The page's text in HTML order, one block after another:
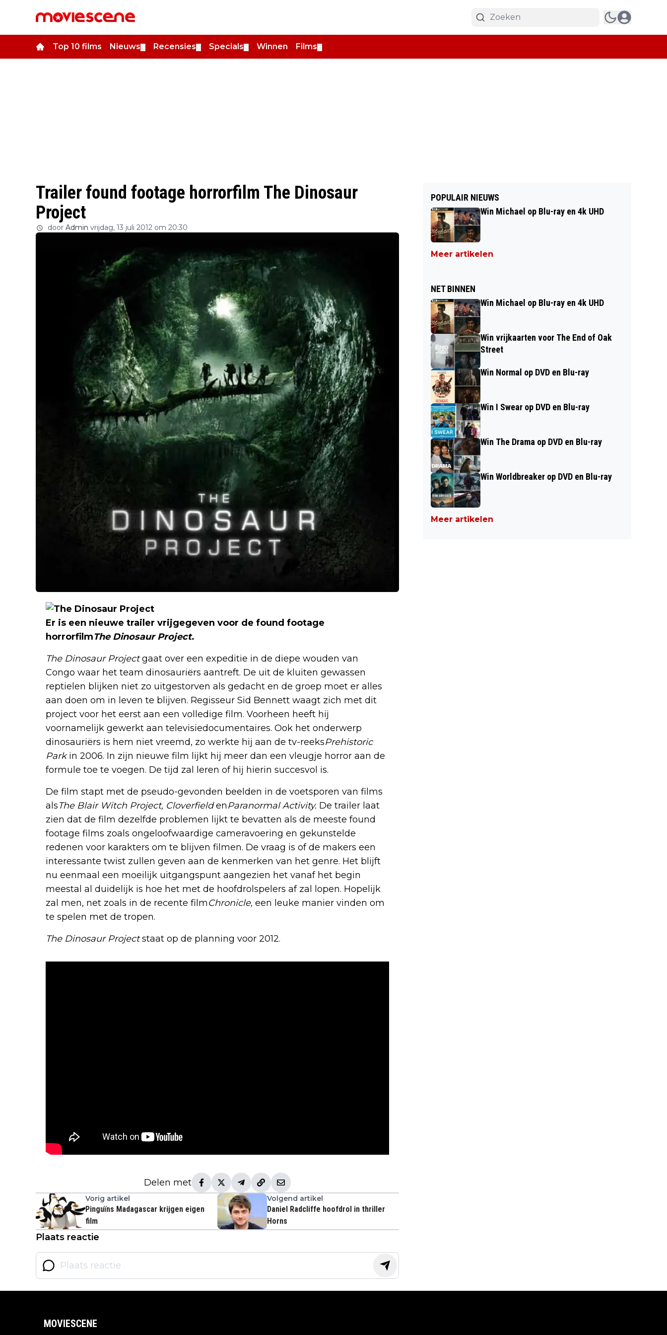
Top 10 films Nieuws Recensies Specials Winnen Films
Trailer found footage horrorfilm The Dinosaur
Project
door Admin vrijdag, 13 juli 2012 om 20:30
Er is een nieuwe trailer vrijgegeven voor de found footage
horrorfilmThe Dinosaur Project.
The Dinosaur Projectgaat over een expeditie in de diepe wouden van
Congo waar het team dinosauriërs aantreft. De uit de kluiten gewassen
reptielen blijken niet zo uitgestorven als gedacht en de groep moet er alles
aan doen om in leven te blijven. Regisseur Sid Bennett waagt zich met dit
project voor het eerst aan een volledige film. Voorheen heeft hij
voornamelijk gewerkt aan televisiedocumentaires. Ook het onderwerp
dinosauriërs is hem niet vreemd, zo werkte hij aan de tv-reeksPrehistoric
Parkin 2006. In zijn nieuwe film lijkt hij meer dan een vleugje horror aan de
formule toe te voegen. De tijd zal leren of hij hierin succesvol is.
De film stapt met de pseudo-gevonden beelden in de voetsporen van films
alsThe Blair Witch Project, CloverfieldenParanormal Activity. De trailer laat
zien dat de film dezelfde problemen lijkt te bevatten als de meeste found
footage films zoals ongeloofwaardige cameravoering en gekunstelde
redenen voor karakters om te blijven filmen. De vraag is of de makers een
interessante twist zullen geven aan de kenmerken van het genre. Het blijft
nu eenmaal een moeilijk uitgangspunt aangezien het vanaf het begin
meestal al duidelijk is hoe het met de hoofdrolspelers af zal lopen. Hopelijk
zal men, net zoals in de recente filmChronicle, een leuke manier vinden om
te spelen met de tropen.
The Dinosaur Projectstaat op de planning voor 2012.
Delen met
Vorig artikel
Pinguïns Madagascar krijgen eigen
film
Volgend artikel
Daniel Radcliffe hoofdrol in thriller
Horns
Plaats reactie
POPULAIR NIEUWS
Win Michael op Blu-ray en 4k UHD
Meer artikelen
NET BINNEN
Win Michael op Blu-ray en 4k UHD
Win vrijkaarten voor The End of Oak
Street
Win Normal op DVD en Blu-ray
Win I Swear op DVD en Blu-ray
Win The Drama op DVD en Blu-ray
Win Worldbreaker op DVD en Blu-ray
Meer artikelen
MOVIESCENE